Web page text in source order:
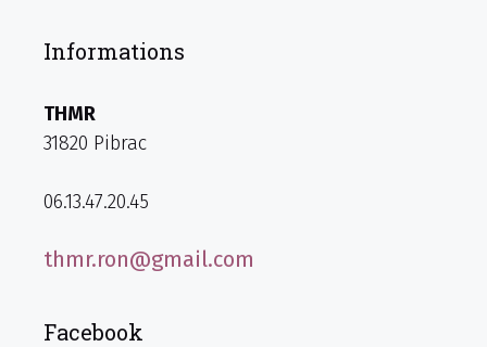
Informations
THMR
31820 Pibrac
06.13.47.20.45
thmr.ron@gmail.com
Facebook